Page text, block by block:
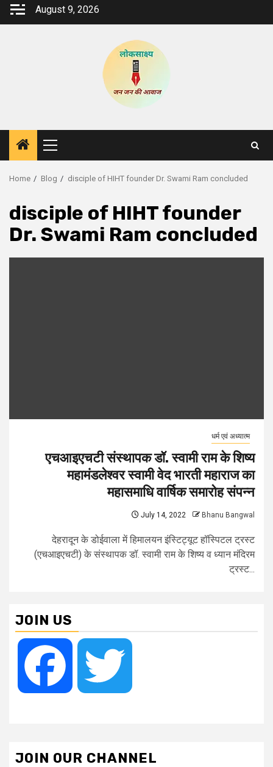
Skip
August 9, 2026
Primary
Menu
Home Blog disciple of HIHT founder Dr. Swami Ram concluded
disciple of HIHT founder
Dr. Swami Ram concluded
धर्म एवं अध्यात्म
एचआइएचटी संस्थापक डॉ. स्वामी राम के शिष्य
महामंडलेश्वर स्वामी वेद भारती महाराज का
महासमाधि वार्षिक समारोह संपन्न
July 14, 2022 Bhanu Bangwal
देहरादून के डोईवाला में हिमालयन इंस्टिट्यूट हॉस्पिटल ट्रस्ट
(एचआइएचटी) के संस्थापक डॉ. स्वामी राम के शिष्य व ध्यान मंदिरम
ट्रस्ट...
JOIN US
Facebook
JOIN OUR CHANNEL